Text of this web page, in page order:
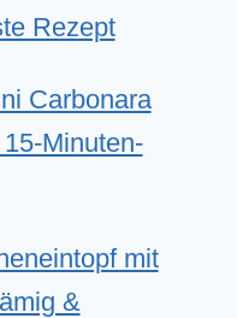
Rezept
Carbonara
Minuten-
mit
&